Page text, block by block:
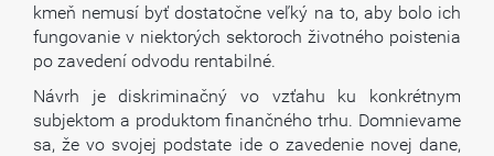
kmeň nemusí byť dostatočne veľký na to, aby bolo ich
fungovanie v niektorých sektoroch životného poistenia
po zavedení odvodu rentabilné.
Návrh je diskriminačný vo vzťahu ku konkrétnym
subjektom a produktom finančného trhu. Domnievame
sa, že vo svojej podstate ide o zavedenie novej dane,